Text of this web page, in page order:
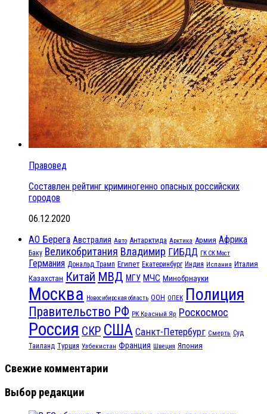
Правовед
Составлен рейтинг криминогенно опасных российских
городов
06.12.2020
АО Берега Австралия Авто Антарктида Арктика Армия Африка
Баку Великобритания Владимир ГИБДД ГК СК Мост
Германия Дональд Трамп Египет Екатеринбург Индия Испания Италия
Казахстан Китай МВД МГУ МЧС Минобрнауки
Москва Новосибирская область ООН ОПЕК Полиция
Правительство РФ РК Красный Яр Роскосмос
Россия СКР США Санкт-Петербург Смерть Суд
Таиланд Турция Узбекистан Франция Швеция Япония
Свежие комментарии
Выбор редакции